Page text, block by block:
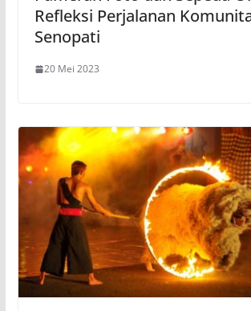
Refleksi Perjalanan
Senopati
20 Mei 2023